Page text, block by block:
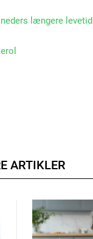
længere levetid
ARTIKLER